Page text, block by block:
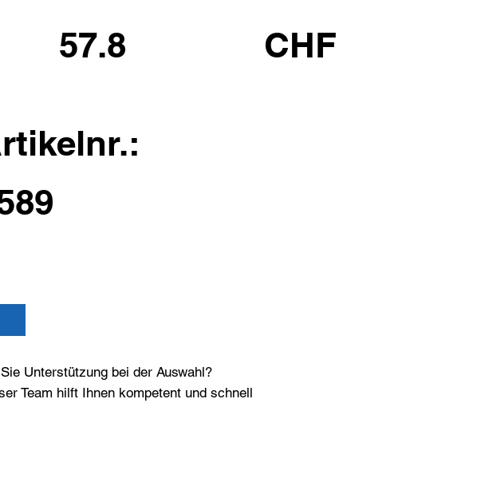
57.8 CHF
Unterstützung bei der Auswahl?
Team hilft Ihnen kompetent und schnell